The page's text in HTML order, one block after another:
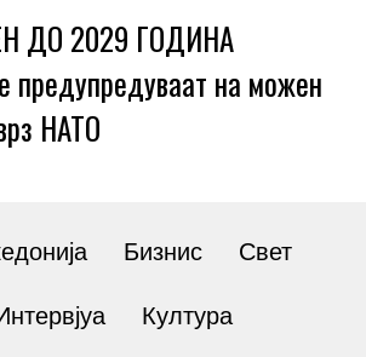
ДО 2029 ГОДИНА
предупредуваат на можен
НАТО
Бизнис Свет
Култура